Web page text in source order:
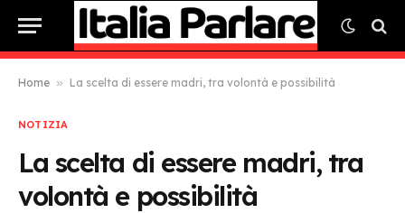
Home » La scelta di essere madri, tra volontà e possibilità
NOTIZIA
La scelta di essere madri, tra
volontà e possibilità